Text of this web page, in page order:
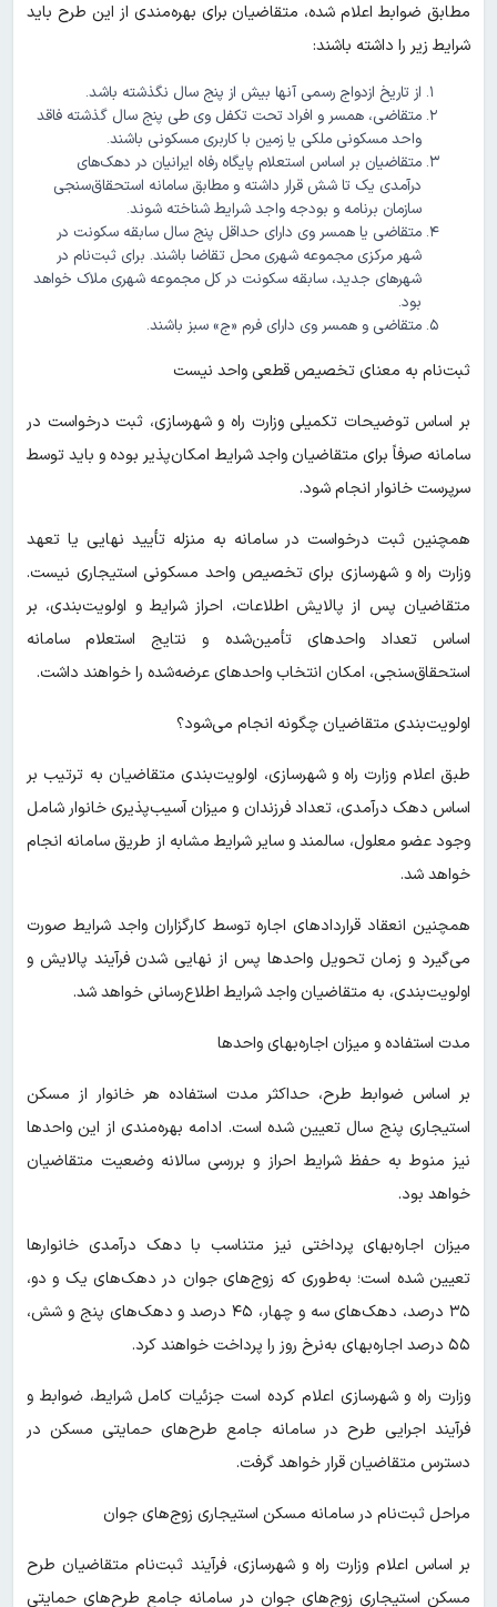
مطابق ضوابط اعلام شده، متقاضیان برای بهره‌مندی از این طرح باید
شرایط زیر را داشته باشند:
از تاریخ ازدواج رسمی آنها بیش از پنج سال نگذشته باشد.
متقاضی، همسر و افراد تحت تکفل وی طی پنج سال گذشته فاقد
واحد مسکونی ملکی یا زمین با کاربری مسکونی باشند.
متقاضیان بر اساس استعلام پایگاه رفاه ایرانیان در دهک‌های
درآمدی یک تا شش قرار داشته و مطابق سامانه استحقاق‌سنجی
سازمان برنامه و بودجه واجد شرایط شناخته شوند.
متقاضی یا همسر وی دارای حداقل پنج سال سابقه سکونت در
شهر مرکزی مجموعه شهری محل تقاضا باشند. برای ثبت‌نام در
شهرهای جدید، سابقه سکونت در کل مجموعه شهری ملاک خواهد
بود.
متقاضی و همسر وی دارای فرم «ج» سبز باشند.
ثبت‌نام به معنای تخصیص قطعی واحد نیست
بر اساس توضیحات تکمیلی وزارت راه و شهرسازی، ثبت درخواست در
سامانه صرفاً برای متقاضیان واجد شرایط امکان‌پذیر بوده و باید توسط
سرپرست خانوار انجام شود.
همچنین ثبت درخواست در سامانه به منزله تأیید نهایی یا تعهد
وزارت راه و شهرسازی برای تخصیص واحد مسکونی استیجاری نیست.
متقاضیان پس از پالایش اطلاعات، احراز شرایط و اولویت‌بندی، بر
اساس تعداد واحدهای تأمین‌شده و نتایج استعلام سامانه
استحقاق‌سنجی، امکان انتخاب واحدهای عرضه‌شده را خواهند داشت.
اولویت‌بندی متقاضیان چگونه انجام می‌شود؟
طبق اعلام وزارت راه و شهرسازی، اولویت‌بندی متقاضیان به ترتیب بر
اساس دهک درآمدی، تعداد فرزندان و میزان آسیب‌پذیری خانوار شامل
وجود عضو معلول، سالمند و سایر شرایط مشابه از طریق سامانه انجام
خواهد شد.
همچنین انعقاد قراردادهای اجاره توسط کارگزاران واجد شرایط صورت
می‌گیرد و زمان تحویل واحدها پس از نهایی شدن فرآیند پالایش و
اولویت‌بندی، به متقاضیان واجد شرایط اطلاع‌رسانی خواهد شد.
مدت استفاده و میزان اجاره‌بهای واحدها
بر اساس ضوابط طرح، حداکثر مدت استفاده هر خانوار از مسکن
استیجاری پنج سال تعیین شده است. ادامه بهره‌مندی از این واحدها
نیز منوط به حفظ شرایط احراز و بررسی سالانه وضعیت متقاضیان
خواهد بود.
میزان اجاره‌بهای پرداختی نیز متناسب با دهک درآمدی خانوارها
تعیین شده است؛ به‌طوری که زوج‌های جوان در دهک‌های یک و دو،
۳۵ درصد، دهک‌های سه و چهار، ۴۵ درصد و دهک‌های پنج و شش،
۵۵ درصد اجاره‌بهای به‌نرخ روز را پرداخت خواهند کرد.
وزارت راه و شهرسازی اعلام کرده است جزئیات کامل شرایط، ضوابط و
فرآیند اجرایی طرح در سامانه جامع طرح‌های حمایتی مسکن در
دسترس متقاضیان قرار خواهد گرفت.
مراحل ثبت‌نام در سامانه مسکن استیجاری زوج‌های جوان
بر اساس اعلام وزارت راه و شهرسازی، فرآیند ثبت‌نام متقاضیان طرح
مسکن استیجاری زوج‌های جوان در سامانه جامع طرح‌های حمایتی